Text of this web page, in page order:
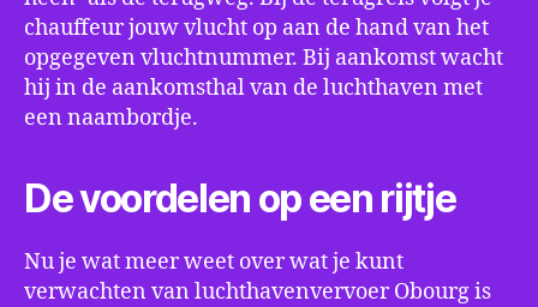
chauffeur jouw vlucht op aan de hand van het
opgegeven vluchtnummer. Bij aankomst wacht
hij in de aankomsthal van de luchthaven met
een naambordje.
De voordelen op een rijtje
Nu je wat meer weet over wat je kunt
verwachten van luchthavenvervoer Obourg is